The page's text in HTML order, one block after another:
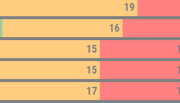
19
16
15
15
17